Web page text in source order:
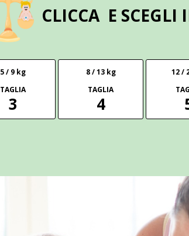
CLICCA E
5 / 9 kg
TAGLIA
3
8 / 13 kg
TAGLIA
4
12 /